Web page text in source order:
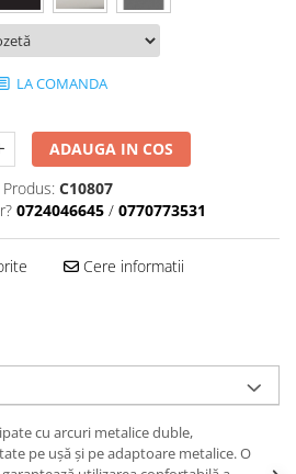
LA COMANDA
ADAUGA IN COS
C10807
0724046645 / 0770773531
Cere informatii
cu arcuri metalice duble,
pe ușă și pe adaptoare metalice. O